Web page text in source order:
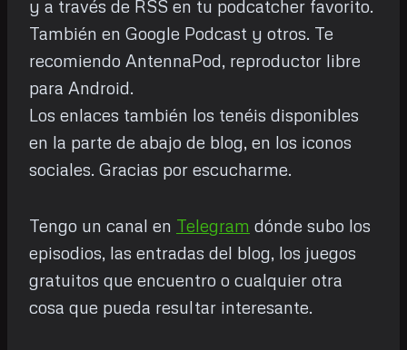
y a través de RSS en tu podcatcher favorito.
También en Google Podcast y otros. Te
recomiendo AntennaPod, reproductor libre
para Android.
Los enlaces también los tenéis disponibles
en la parte de abajo de blog, en los iconos
sociales. Gracias por escucharme.
Tengo un canal en Telegram dónde subo los
episodios, las entradas del blog, los juegos
gratuitos que encuentro o cualquier otra
cosa que pueda resultar interesante.